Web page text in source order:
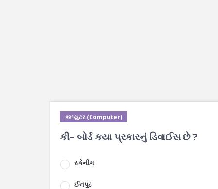
કમ્પ્યુટર (Computer)
કી– બોર્ડ કયા પ્રકારનું ડિવાઈસ છે ?
સ્કેનીંગ
ઈનપુટ